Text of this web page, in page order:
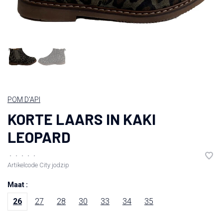
POM D'API
KORTE LAARS IN KAKI
LEOPARD
• • • •
•
Artikelcode City jodzip
Maat :
26 27 28 30 33 34 35